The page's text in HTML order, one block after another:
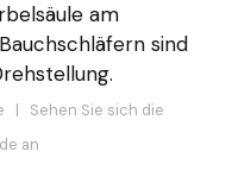
am
sind
| Sehen Sie sich die
an